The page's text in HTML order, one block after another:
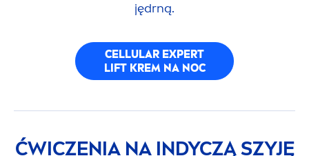
jędrną.
CELLULAR EXPERT
LIFT KREM NA NOC
ĆWICZENIA NA INDYCZĄ SZYJĘ